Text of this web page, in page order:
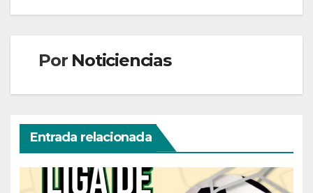
entradas
Por Noticiencias
Entrada relacionada